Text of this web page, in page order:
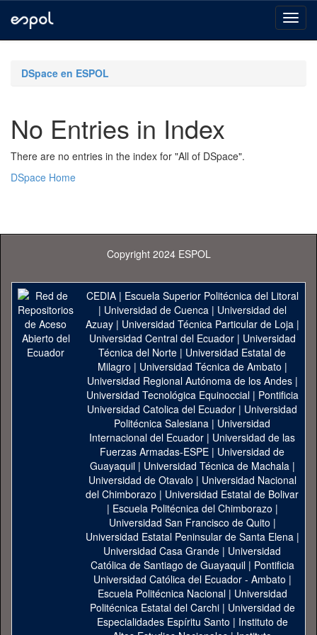
navigationDSpace en ESPOL
No Entries in Index
There are no entries in the index for "All of DSpace".
DSpace Home
Copyright 2024 ESPOL
CEDIA| Escuela Superior Politécnica del Litoral
| Universidad de Cuenca| Universidad del
Azuay| Universidad Técnica Particular de Loja|
Universidad Central del Ecuador| Universidad
Técnica del Norte | Universidad Estatal de
Milagro | Universidad Técnica de Ambato |
Universidad Regional Autónoma de los Andes|
Universidad Tecnológica Equinoccial| Pontificia
Universidad Catolica del Ecuador | Universidad
Politécnica Salesiana | Universidad
Internacional del Ecuador | Universidad de las
Fuerzas Armadas-ESPE | Universidad de
Guayaquil| Universidad Técnica de Machala|
Universidad de Otavalo | Universidad Nacional
del Chimborazo | Universidad Estatal de Bolivar
| Escuela Politécnica del Chimborazo |
Universidad San Francisco de Quito |
Universidad Estatal Peninsular de Santa Elena|
Universidad Casa Grande | Universidad
Católica de Santiago de Guayaquil| Pontificia
Universidad Católica del Ecuador - Ambato |
Escuela Politécnica Nacional| Universidad
Politécnica Estatal del Carchi| Universidad de
Especialidades Espíritu Santo | Instituto de